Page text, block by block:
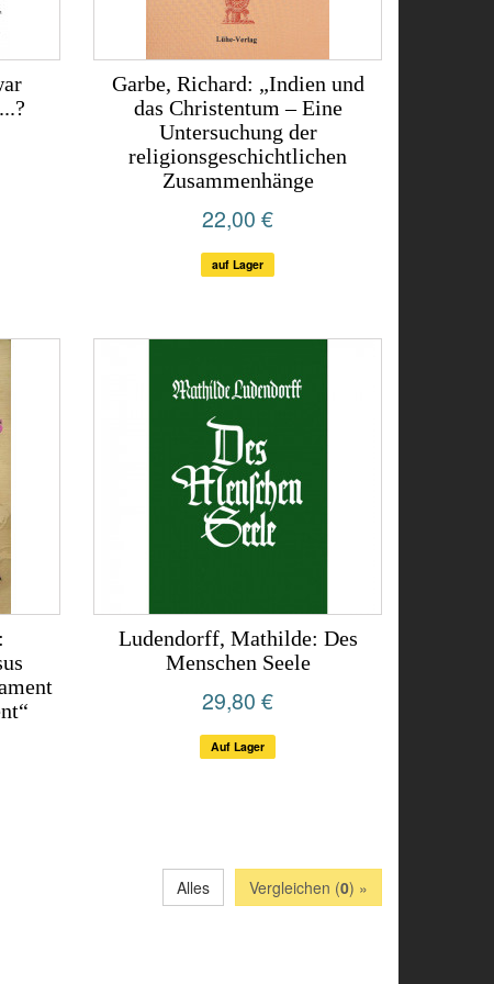
Garbe, Richard: „Indien und
das Christentum – Eine
Untersuchung der
religionsgeschichtlichen
Zusammenhänge
22,00 €
auf Lager
Ludendorff, Mathilde: Des
Menschen Seele
29,80 €
Auf Lager
Vergleichen (0) »
Alles